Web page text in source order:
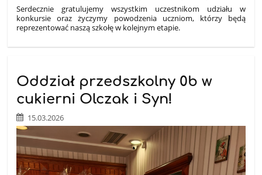
Serdecznie gratulujemy wszystkim uczestnikom udziału w
konkursie oraz życzymy powodzenia uczniom, którzy będą
reprezentować naszą szkołę w kolejnym etapie.
Oddział przedszkolny 0b w
cukierni Olczak i Syn!
15.03.2026